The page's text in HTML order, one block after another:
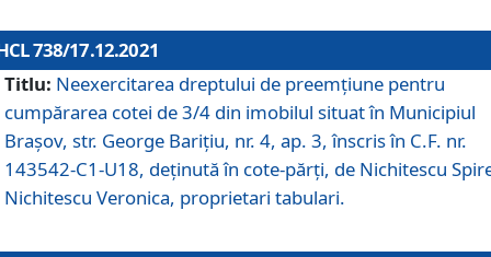
738/17.12.2021
Titlu: Neexercitarea dreptului de preemţiune pentru
cumpărarea cotei de 3/4 din imobilul situat în Municipiul
Braşov, str. George Barițiu, nr. 4, ap. 3, înscris în C.F. nr.
143542-C1-U18, deținută în cote-părți, de Nichitescu
Nichitescu Veronica, proprietari tabulari.